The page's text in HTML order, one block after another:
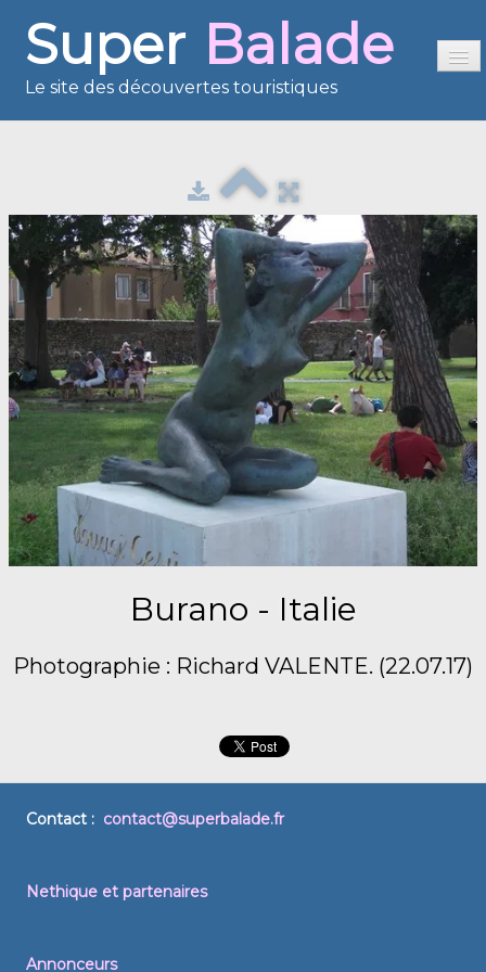
Super Balade
Le site des découvertes touristiques
Présentation
Reportages
France en images
Europe en images
Les îles en images
Voisins du Net
Burano - Italie
Photographie : Richard VALENTE. (22.07.17)
Contact : contact@superbalade.fr
Nethique et partenaires
Annonceurs